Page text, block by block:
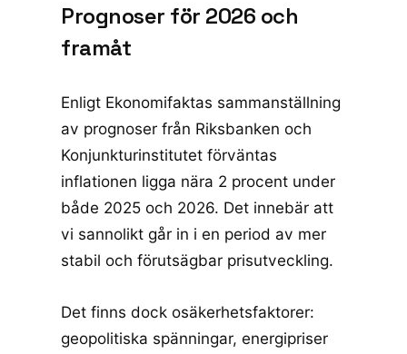
Prognoser för 2026 och
framåt
Enligt Ekonomifaktas sammanställning
av prognoser från Riksbanken och
Konjunkturinstitutet förväntas
inflationen ligga nära 2 procent under
både 2025 och 2026. Det innebär att
vi sannolikt går in i en period av mer
stabil och förutsägbar prisutveckling.
Det finns dock osäkerhetsfaktorer:
geopolitiska spänningar, energipriser